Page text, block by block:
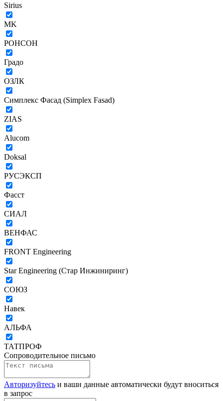
Sirius
MK
РОНСОН
Градо
ОЗЛК
Симплекс Фасад (Simplex Fasad)
ZIAS
Alucom
Doksal
РУСЭКСП
Фасст
СИАЛ
ВЕНФАС
FRONT Engineering
Star Engineering (Стар Инжиниринг)
СОЮЗ
Навек
АЛЬФА
ТАТПРОФ
Сопроводительное письмо
Авторизуйтесь и ваши данные автоматически будут вноситься
в запрос